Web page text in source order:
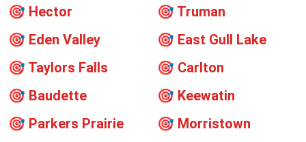
🎯 Hector 🎯 Truman
🎯 Eden Valley 🎯 East Gull Lake
🎯 Taylors Falls 🎯 Carlton
🎯 Baudette 🎯 Keewatin
🎯 Parkers Prairie 🎯 Morristown